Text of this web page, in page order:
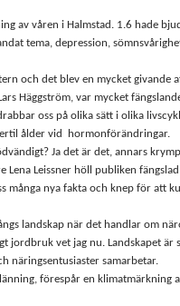
av våren i Halmstad. 1.6 hade
tema, depression,
och det blev en mycket givande
Häggström, var mycket
oss på olika sätt i olika
ålder vid hormonförändringar.
Ja det är det, annars
Lena Leissner höll publiken
många nya fakta och knep för att
landskap när det handlar om
jordbruk vet jag nu. Landskapet är
näringsentusiaster samarbetar.
förespår en klimatmärkning